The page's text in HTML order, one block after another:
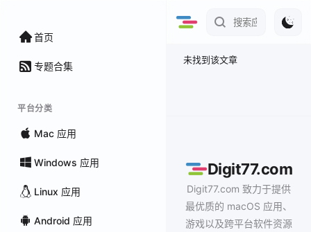
首页
专题合集
平台分类
Mac 应用
Windows 应用
Linux 应用
Android 应用
未找到该文章
Digit77.com
Digit77.com 致力于提供
最优质的 macOS 应用、
游戏以及跨平台软件资源